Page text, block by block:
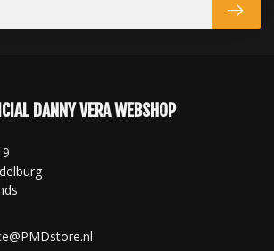
DANNY VERA WEBSHOP